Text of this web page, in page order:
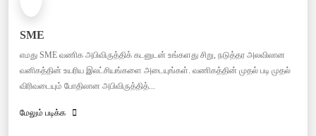
SME
எமது SME வணிக அபிவிருத்திக் கடனுடன் உங்களது சிறு, நடுத்தர அலவிலான
வனிகத்தின் உயரிய இலட்சியங்களை அடையுங்கள். வணிகத்தின் முதல் படி முதல்
விரிவடையும் போதிலான அபிவிருத்தித்...
மேலும் படிக்க